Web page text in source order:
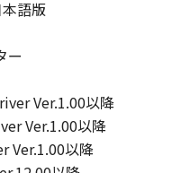
および所有権
たはキヤノンの
語版
ー
Ver.1.00以降
Ver.1.00以降
Ver.1.00以降